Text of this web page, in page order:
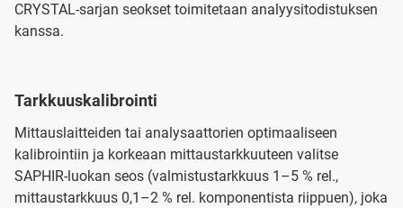
CRYSTAL-sarjan seokset toimitetaan analyysitodistuksen
kanssa.
Tarkkuuskalibrointi
Mittauslaitteiden tai analysaattorien optimaaliseen
kalibrointiin ja korkeaan mittaustarkkuuteen valitse
SAPHIR-luokan seos (valmistustarkkuus 1–5 % rel.,
mittaustarkkuus 0,1–2 % rel. komponentista riippuen), joka